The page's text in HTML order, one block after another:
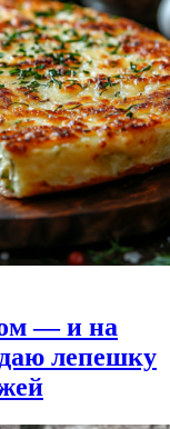
— и на
лепешку